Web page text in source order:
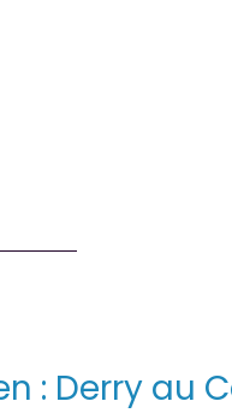
: Derry au